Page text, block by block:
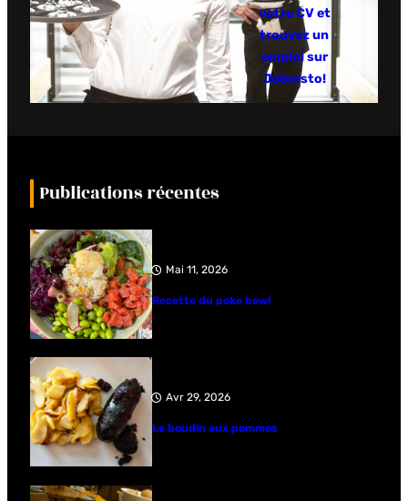
votre CV et
trouvez un
emploi sur
Jobresto!
Publications récentes
Mai 11, 2026
Recette du poke bowl
Avr 29, 2026
Le boudin aux pommes